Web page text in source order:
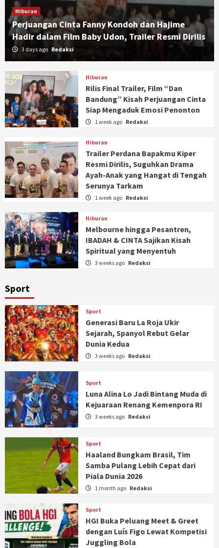
Hiburan
Perjuangan Cinta Fanny Kondoh dan Hajime
Hadir dalam Film Baby Udon, Trailer Resmi Dirilis
3 days ago Redaksi
Hiburan
Rilis Final Trailer, Film “Dan
Bandung” Kisah Perjuangan Cinta
Siap Mengaduk Emosi Penonton
1 week ago Redaksi
Hiburan
Trailer Perdana Bapakmu Kiper
Resmi Dirilis, Suguhkan Drama
Ayah-Anak yang Hangat di Tengah
Serunya Tarkam
1 week ago Redaksi
Hiburan
Melbourne hingga Pesantren,
IBADAH & CINTA Sajikan Kisah
Spiritual yang Menyentuh
3 weeks ago Redaksi
Sport
Sport
Generasi Baru La Roja Ukir
Sejarah, Spanyol Rebut Gelar
Dunia Kedua
3 weeks ago Redaksi
Sport
Luna Alina Lo Jadi Bintang Muda di
Kejuaraan Renang Kemenpora RI
3 weeks ago Redaksi
Sport
Haaland Bungkam Brasil, Tim
Samba Pulang Lebih Cepat dari
Piala Dunia 2026
1 month ago Redaksi
Sport
HGI Buka Peluang Meet & Greet
dengan Luís Figo Lewat Kompetisi
Juggling Bola